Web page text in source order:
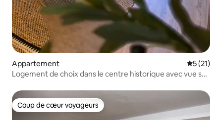
Appartement
5 (21)
Logement de choix dans le centre historique avec vue sur
Coup de cœur voyageurs
Coup de cœur voyageurs